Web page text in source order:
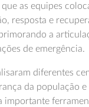
as equipes
resposta e
a
de emergência.
diferentes
da população